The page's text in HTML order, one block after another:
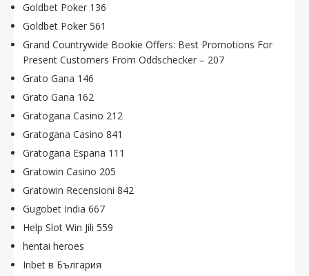
Goldbet Poker 136
Goldbet Poker 561
Grand Countrywide Bookie Offers: Best Promotions For
Present Customers From Oddschecker – 207
Grato Gana 146
Grato Gana 162
Gratogana Casino 212
Gratogana Casino 841
Gratogana Espana 111
Gratowin Casino 205
Gratowin Recensioni 842
Gugobet India 667
Help Slot Win Jili 559
hentai heroes
Inbet в България